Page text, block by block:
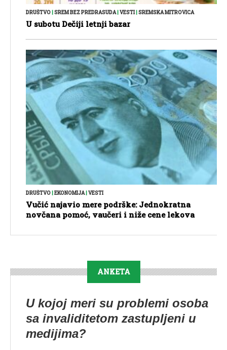
DRUŠTVO SREM BEZ PREDRASUDA| VESTI| SREMSKA MITROVICA
U subotu Dečiji letnji bazar
DRUŠTVO|EKONOMIJA|VESTI
Vučić najavio mere podrške: Jednokratna
novčana pomoć, vaučeri i niže cene lekova
ANKETA
U kojoj meri su problemi osoba
sa invaliditetom zastupljeni u
medijima?